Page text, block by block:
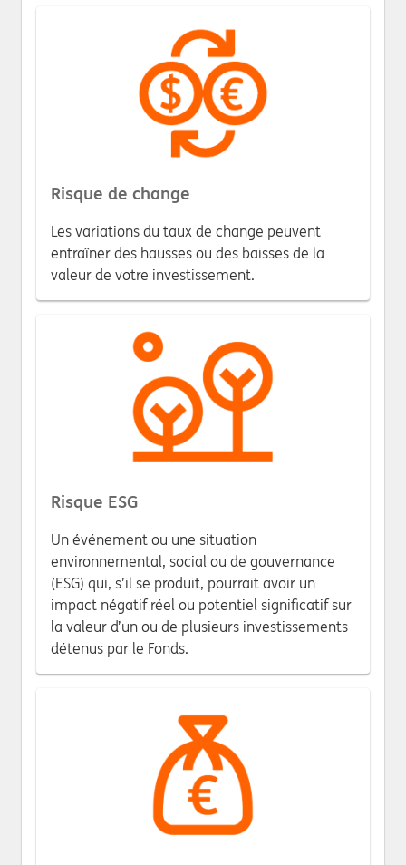
Risque de change
Les variations du taux de change peuvent
entraîner des hausses ou des baisses de la
valeur de votre investissement.
Risque ESG
Un événement ou une situation
environnemental, social ou de gouvernance
(ESG) qui, s’il se produit, pourrait avoir un
impact négatif réel ou potentiel significatif sur
la valeur d’un ou de plusieurs investissements
détenus par le Fonds.